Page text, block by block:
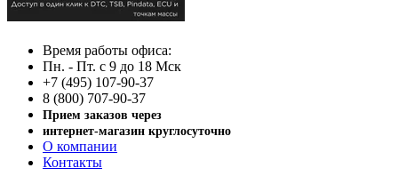
Время работы офиса:
Пн. - Пт. с 9 до 18 Мск
+7 (495) 107-90-37
8 (800) 707-90-37
Прием заказов через
интернет-магазин круглосуточно
О компании
Контакты